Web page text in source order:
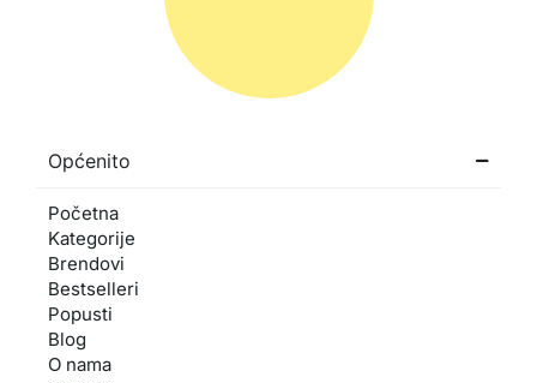
Općenito
Početna
Kategorije
Brendovi
Bestselleri
Popusti
Blog
O nama